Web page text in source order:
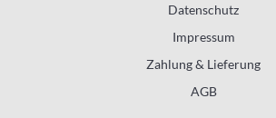
Datenschutz
Impressum
Zahlung & Lieferung
AGB